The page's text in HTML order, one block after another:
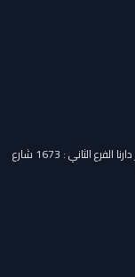
الفرع الاول : زهراء المعادي الطريق الدائري كومباوند اشجار دارنا الفرع الثاني : 1673 شارع